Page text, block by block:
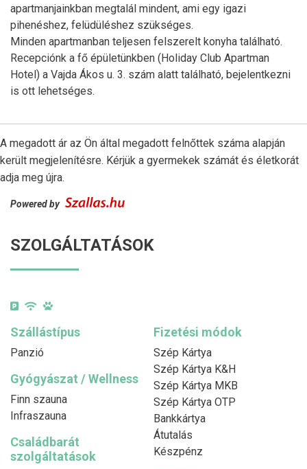
apartmanjainkban megtalál mindent, ami egy igazi
pihenéshez, felüdüléshez szükséges.
Minden apartmanban teljesen felszerelt konyha található.
Recepciónk a fő épületünkben (Holiday Club Apartman
Hotel) a Vajda Ákos u. 3. szám alatt található, bejelentkezni
is ott lehetséges.
A megadott ár az Ön által megadott felnőttek száma alapján
került megjelenítésre. Kérjük a gyermekek számát és életkorát
adja meg újra.
Powered by
SZOLGÁLTATÁSOK
Szállástípus
Panzió
Fizetési módok
Szép Kártya
Szép Kártya K&H
Szép Kártya MKB
Szép Kártya OTP
Bankkártya
Átutalás
Készpénz
Gyógyászat / Wellness
Finn szauna
Infraszauna
Családbarát
szolgáltatások